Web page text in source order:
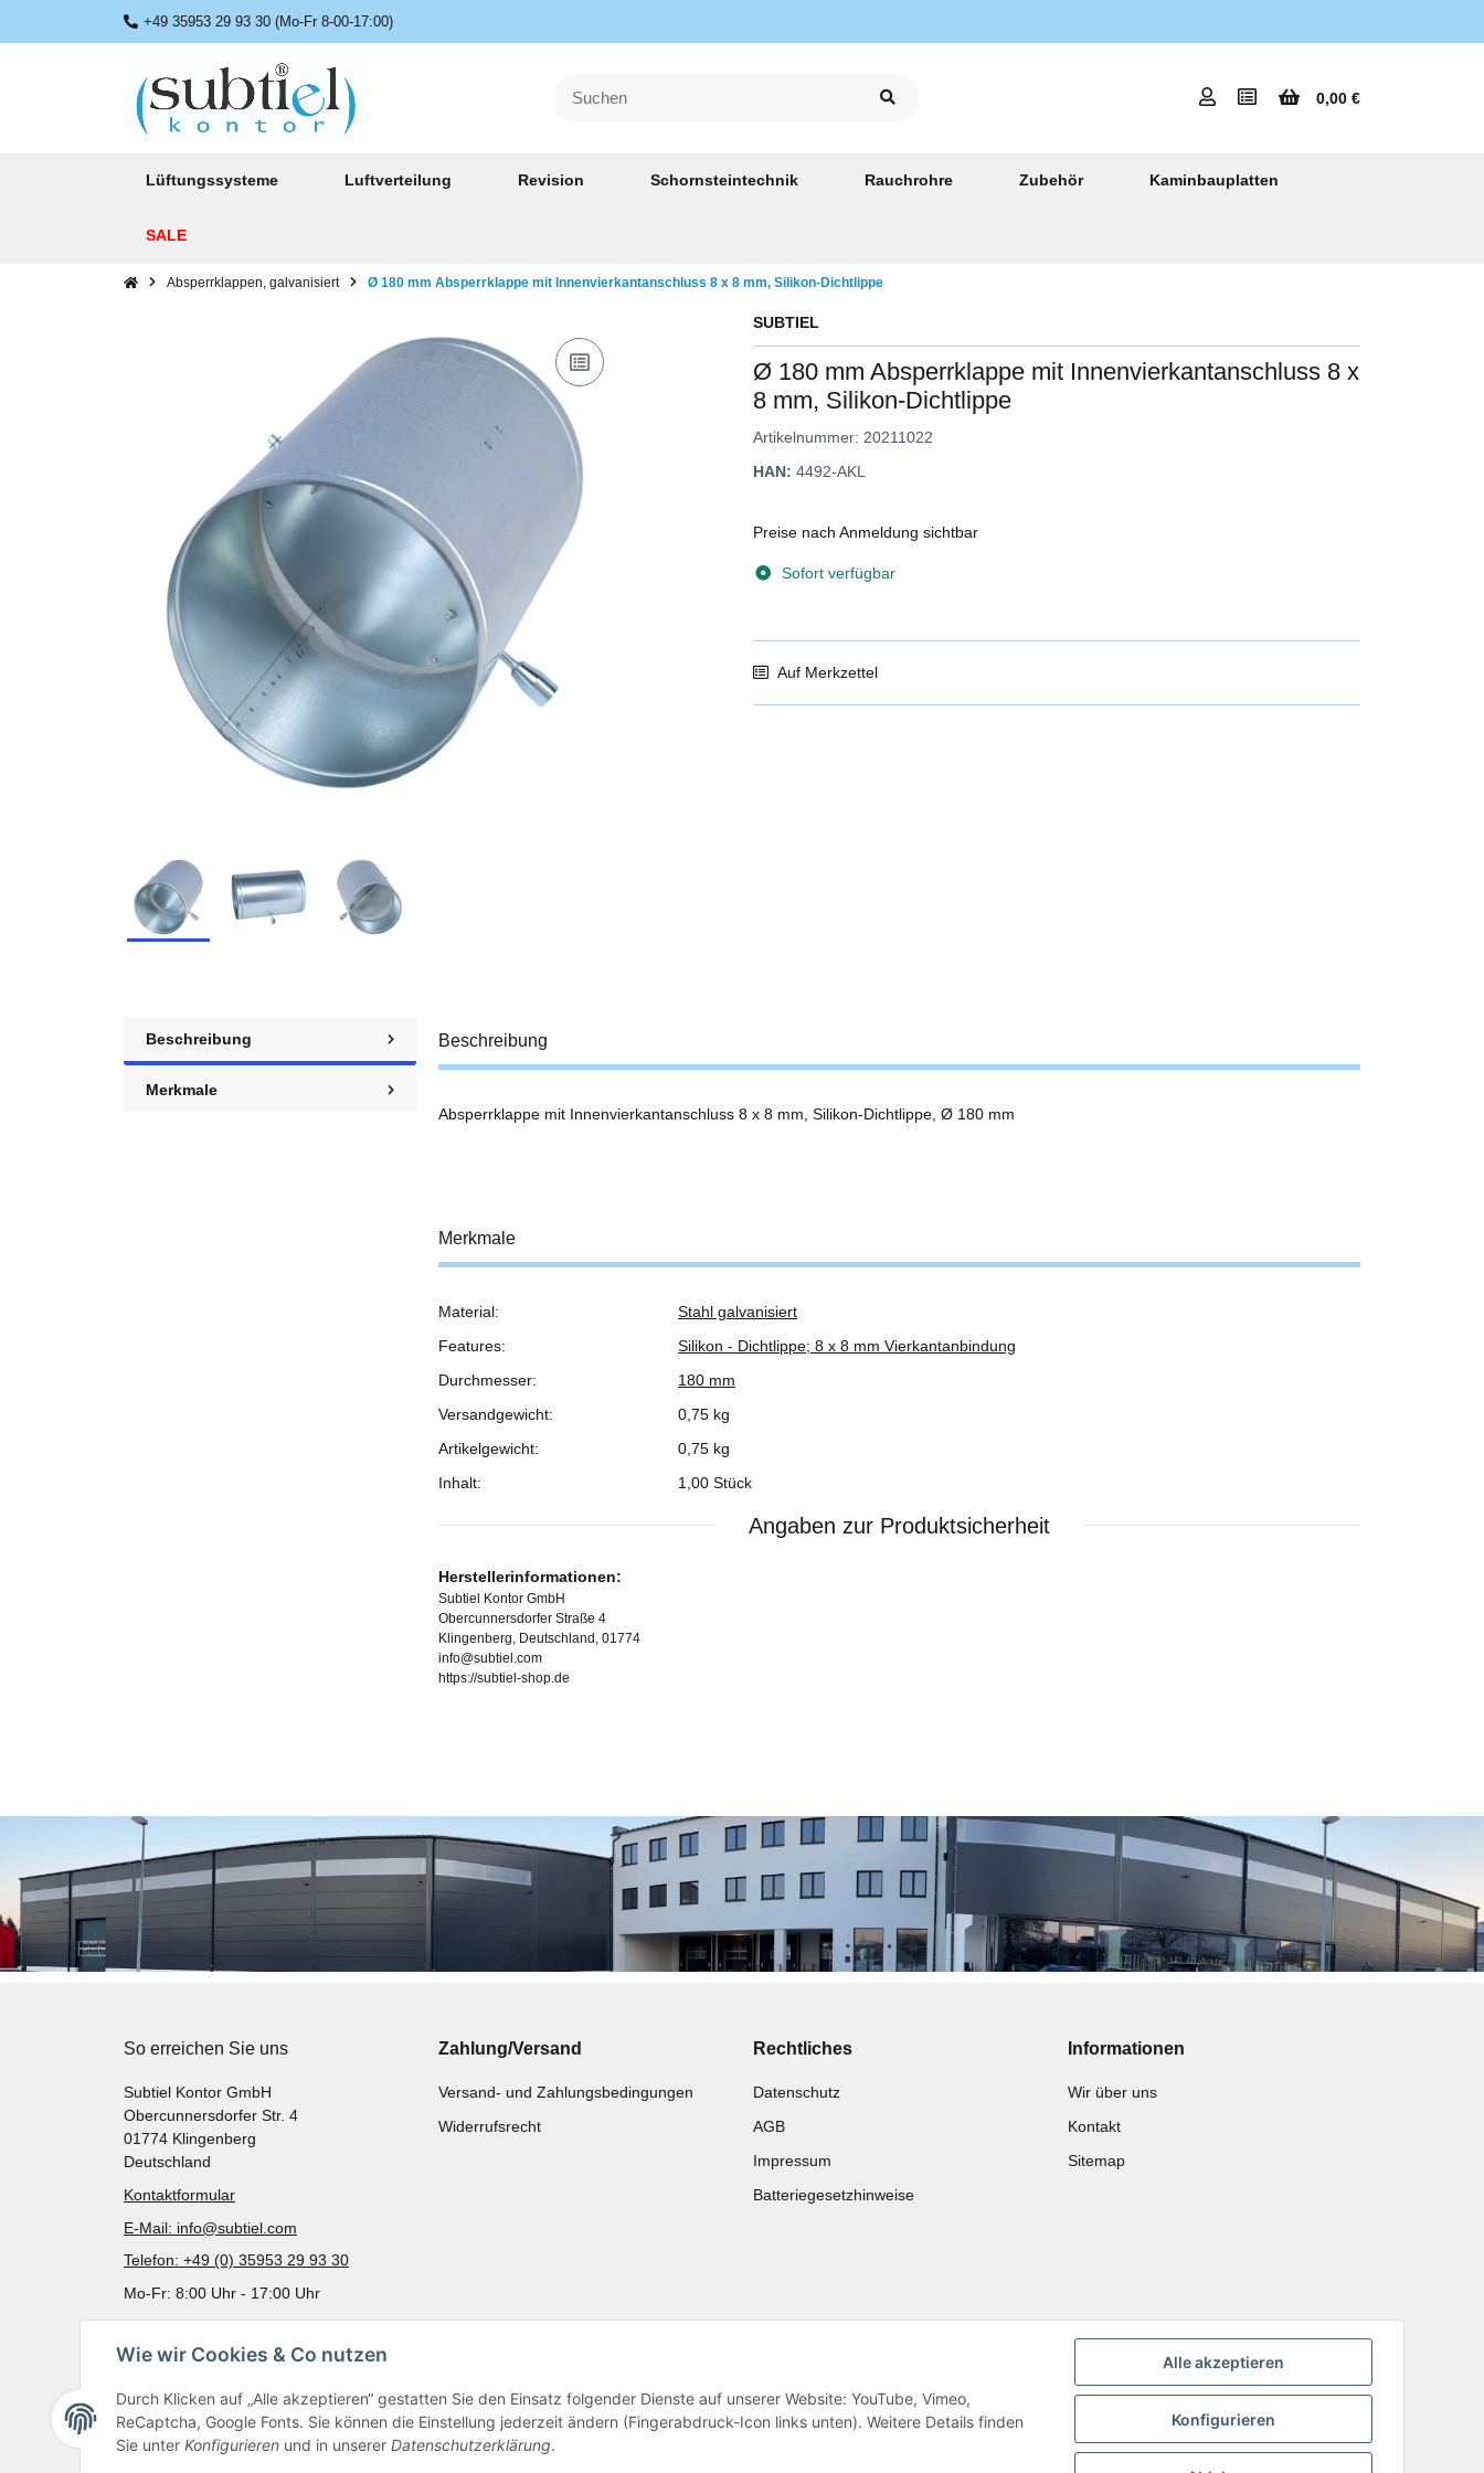
Alle akzeptieren
Konfigurieren
Wie wir Cookies & Co nutzen
Durch Klicken auf „Alle akzeptieren“ gestatten Sie den Einsatz folgender Dienste auf unserer Website: YouTube, Vimeo,
ReCaptcha, Google Fonts. Sie können die Einstellung jederzeit ändern (Fingerabdruck-Icon links unten). Weitere Details finden
Sie unter Konfigurieren und in unserer Datenschutzerklärung.
+49 35953 29 93 30 (Mo-Fr 8-00-17:00)
0,00 €
Lüftungssysteme Luftverteilung Revision Schornsteintechnik Rauchrohre Zubehör Kaminbauplatten
SALE
Absperrklappen, galvanisiert Ø 180 mm Absperrklappe mit Innenvierkantanschluss 8 x 8 mm, Silikon-Dichtlippe
SUBTIEL
Ø 180 mm Absperrklappe mit Innenvierkantanschluss 8 x
8 mm, Silikon-Dichtlippe
Artikelnummer: 20211022
HAN: 4492-AKL
Preise nach Anmeldung sichtbar
Sofort verfügbar
Auf Merkzettel
Beschreibung
Merkmale
Beschreibung
Absperrklappe mit Innenvierkantanschluss 8 x 8 mm, Silikon-Dichtlippe, Ø 180 mm
Merkmale
Produkteigenschaft
Wert
Material:
Stahl galvanisiert
Features:
Silikon - Dichtlippe; 8 x 8 mm Vierkantanbindung
Durchmesser:
180 mm
Versandgewicht:
0,75 kg
Artikelgewicht:
0,75 kg
Inhalt:
1,00 Stück
Angaben zur Produktsicherheit
Herstellerinformationen:
Subtiel Kontor GmbH
Obercunnersdorfer Straße 4
Klingenberg, Deutschland, 01774
info@subtiel.com
https://subtiel-shop.de
So erreichen Sie uns
Subtiel Kontor GmbH
Obercunnersdorfer Str. 4
01774 Klingenberg
Deutschland
Kontaktformular
E-Mail: info@subtiel.com
Telefon: +49 (0) 35953 29 93 30
Mo-Fr: 8:00 Uhr - 17:00 Uhr
Zahlung/Versand
Versand- und Zahlungsbedingungen
Widerrufsrecht
Rechtliches
Datenschutz
AGB
Impressum
Batteriegesetzhinweise
Informationen
Wir über uns
Kontakt
Sitemap
Zur Schnellbestellung Preisliste anschauen